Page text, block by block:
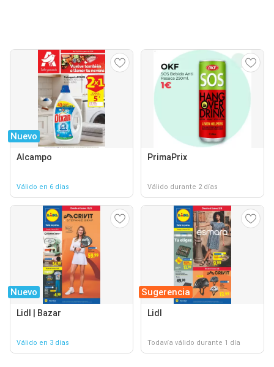
Nuevo
Alcampo
Válido en 6 días
PrimaPrix
Válido durante 2 días
Nuevo
Lidl | Bazar
Válido en 3 días
Sugerencia
Lidl
Todavía válido durante 1 día